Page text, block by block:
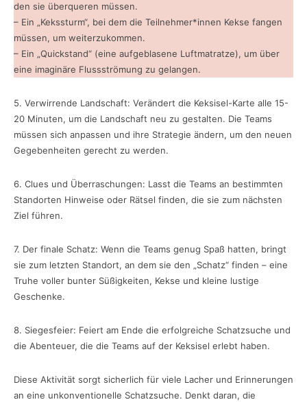
den sie überqueren müssen.
– Ein „Kekssturm“, bei dem die Teilnehmer*innen Kekse fangen
müssen, um weiterzukommen.
– Ein „Quickstand“ (eine aufgeblasene Luftmatratze), um über
eine imaginäre Flussströmung zu gelangen.
5. Verwirrende Landschaft: Verändert die Keksisel-Karte alle 15-
20 Minuten, um die Landschaft neu zu gestalten. Die Teams
müssen sich anpassen und ihre Strategie ändern, um den neuen
Gegebenheiten gerecht zu werden.
6. Clues und Überraschungen: Lasst die Teams an bestimmten
Standorten Hinweise oder Rätsel finden, die sie zum nächsten
Ziel führen.
7. Der finale Schatz: Wenn die Teams genug Spaß hatten, bringt
sie zum letzten Standort, an dem sie den „Schatz“ finden – eine
Truhe voller bunter Süßigkeiten, Kekse und kleine lustige
Geschenke.
8. Siegesfeier: Feiert am Ende die erfolgreiche Schatzsuche und
die Abenteuer, die die Teams auf der Keksisel erlebt haben.
Diese Aktivität sorgt sicherlich für viele Lacher und Erinnerungen
an eine unkonventionelle Schatzsuche. Denkt daran, die